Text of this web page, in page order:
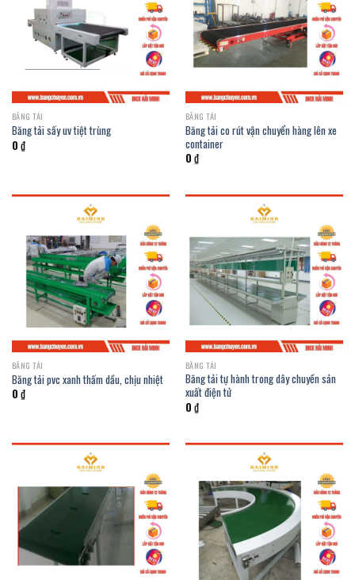
BĂNG TẢI
Băng tải sấy uv tiệt trùng
0 ₫
BĂNG TẢI
Băng tải co rút vận chuyển hàng lên xe
container
0 ₫
BĂNG TẢI
Băng tải pvc xanh thấm dầu, chịu nhiệt
0 ₫
BĂNG TẢI
Băng tải tự hành trong dây chuyền sản
xuất điện tử
0 ₫